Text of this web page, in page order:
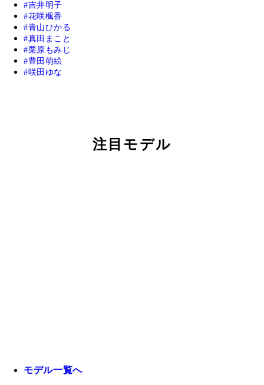
吉井明子
花咲楓香
青山ひかる
真田まこと
栗原もみじ
豊田萌絵
咲田ゆな
注目モデル
モデル一覧へ